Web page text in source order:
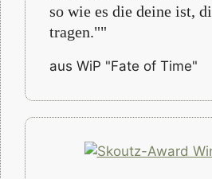
so wie es die deine ist,
tragen.""
aus WiP "Fate of Time"